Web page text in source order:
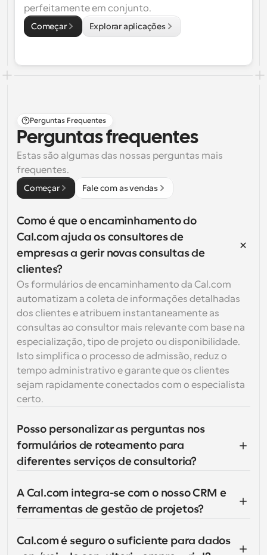
perfeitamente em conjunto.
Começar Explorar aplicações
Perguntas Frequentes
Perguntas frequentes
Estas são algumas das nossas perguntas mais
frequentes.
Começar Fale com as vendas
Como é que o encaminhamento do
Cal.com ajuda os consultores de
empresas a gerir novas consultas de
clientes?
Os formulários de encaminhamento da Cal.com
automatizam a coleta de informações detalhadas
dos clientes e atribuem instantaneamente as
consultas ao consultor mais relevante com base na
especialização, tipo de projeto ou disponibilidade.
Isto simplifica o processo de admissão, reduz o
tempo administrativo e garante que os clientes
sejam rapidamente conectados com o especialista
certo.
Posso personalizar as perguntas nos
formulários de roteamento para
diferentes serviços de consultoria?
A Cal.com integra-se com o nosso CRM e
ferramentas de gestão de projetos?
Cal.com é seguro o suficiente para dados